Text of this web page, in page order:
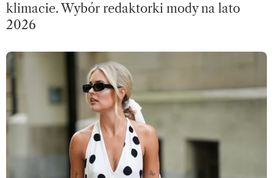
klimacie. Wybór redaktorki mody na lato
2026